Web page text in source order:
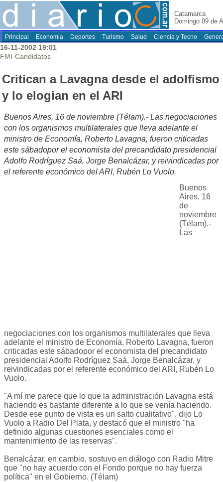
Catamarca
Domingo 09 de
Principal Economia Deportes Turismo Salud Ciencia y Tecno
16-11-2002 19:01
FMI-Candidatos
Critican a Lavagna desde el adolfismo
y lo elogian en el ARI
Buenos Aires, 16 de noviembre (Télam).- Las negociaciones
con los organismos multilaterales que lleva adelante el
ministro de Economía, Roberto Lavagna, fueron criticadas
este sábadopor el economista del precandidato presidencial
Adolfo Rodríguez Saá, Jorge Benalcázar, y reivindicadas por
el referente económico del ARI, Rubén Lo Vuolo.
Buenos
Aires, 16
de
noviembre
(Télam).-
Las
negociaciones con los organismos multilaterales que lleva
adelante el ministro de Economía, Roberto Lavagna, fueron
criticadas este sábadopor el economista del precandidato
presidencial Adolfo Rodríguez Saá, Jorge Benalcázar, y
reivindicadas por el referente económico del ARI, Rubén Lo
Vuolo.
"A mí me parece que lo que la administración Lavagna está
haciendo es bastante diferente a lo que se venía haciendo.
Desde ese punto de vista es un salto cualitativo", dijo Lo
Vuolo a Radio Del Plata, y destacó que el ministro "ha
definido algunas cuestiones esenciales como el
mantenimiento de las reservas".
Benalcázar, en cambio, sostuvo en diálogo con Radio Mitre
que "no hay acuerdo con el Fondo porque no hay fuerza
política" en el Gobierno. (Télam)